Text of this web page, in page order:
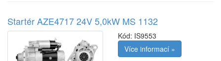
Startér AZE4717 24V 5,0kW MS 1132
Kód: IS9553
Více informací »